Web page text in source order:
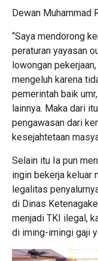
Dewan Muhammad
“Saya mendorong
peraturan yayasan
lowongan
mengeluh karena
pemerintah baik
lainnya. Maka dari
pengawasan dari
kesejahtetaan
Selain itu Ia pun
ingin bekerja keluar
legalitas
di Dinas
menjadi TKI ilegal,
di iming-imingi gaji